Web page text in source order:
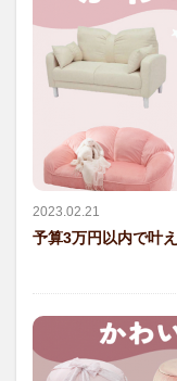
2023.02.21
予算3万円以内で叶